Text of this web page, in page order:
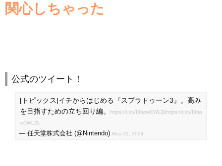
関心しちゃった
公式のツイート！
[トピックス]イチからはじめる『スプラトゥーン3』。高み
を目指すための立ち回り編。
https://t.co/I3npwCWLZkhttps://t.co/I3np
wCWLZk
— 任天堂株式会社 (@Nintendo) May 22, 2024